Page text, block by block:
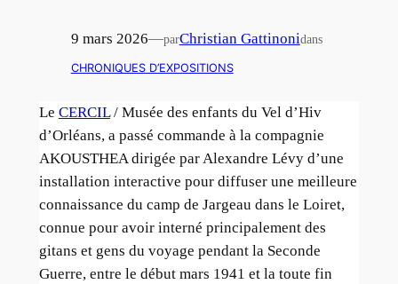
9 mars 2026—parChristian Gattinonidans
CHRONIQUES D’EXPOSITIONS
Le CERCIL/ Musée des enfants du Vel d’Hiv
d’Orléans, a passé commande à la compagnie
AKOUSTHEA dirigée par Alexandre Lévy d’une
installation interactive pour diffuser une meilleure
connaissance du camp de Jargeau dans le Loiret,
connue pour avoir interné principalement des
gitans et gens du voyage pendant la Seconde
Guerre, entre le début mars 1941 et la toute fin